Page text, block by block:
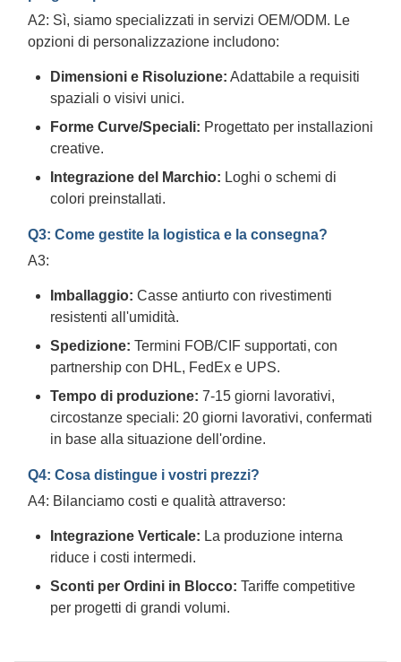
A2: Sì, siamo specializzati in servizi OEM/ODM. Le
opzioni di personalizzazione includono:
Dimensioni e Risoluzione: Adattabile a requisiti
spaziali o visivi unici.
Forme Curve/Speciali: Progettato per installazioni
creative.
Integrazione del Marchio: Loghi o schemi di
colori preinstallati.
Q3: Come gestite la logistica e la consegna?
A3:
Imballaggio: Casse antiurto con rivestimenti
resistenti all'umidità.
Spedizione: Termini FOB/CIF supportati, con
partnership con DHL, FedEx e UPS.
Tempo di produzione: 7-15 giorni lavorativi,
circostanze speciali: 20 giorni lavorativi, confermati
in base alla situazione dell'ordine.
Q4: Cosa distingue i vostri prezzi?
A4: Bilanciamo costi e qualità attraverso:
Integrazione Verticale: La produzione interna
riduce i costi intermedi.
Sconti per Ordini in Blocco: Tariffe competitive
per progetti di grandi volumi.